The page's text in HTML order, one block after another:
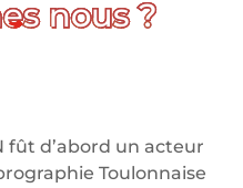
fût d’abord un acteur
Toulonnaise